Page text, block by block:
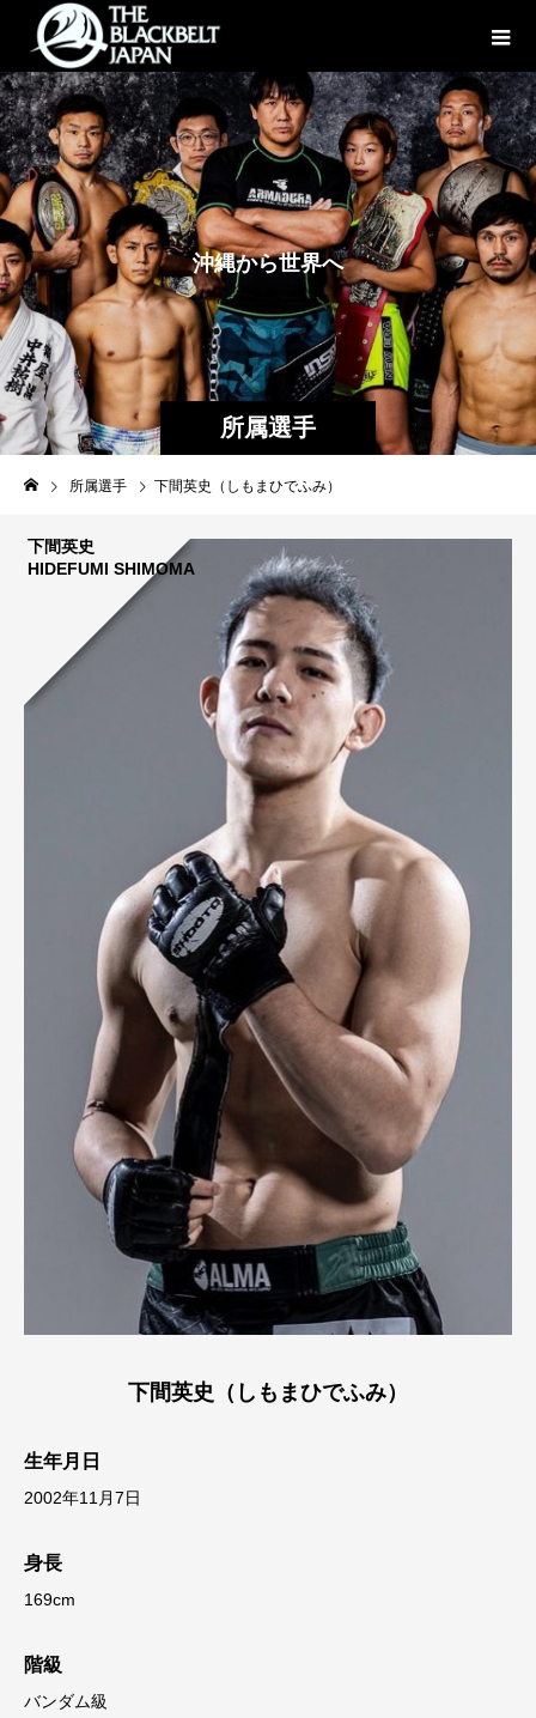
所属選手
沖縄から世界へ
所属選手 下間英史（しもまひでふみ）
下間英史
HIDEFUMI SHIMOMA
下間英史（しもまひでふみ）
生年月日
2002年11月7日
身長
169cm
階級
バンダム級